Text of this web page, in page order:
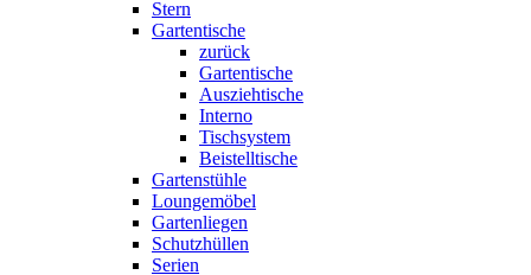
Stern
Gartentische
zurück
Gartentische
Ausziehtische
Interno
Tischsystem
Beistelltische
Gartenstühle
Loungemöbel
Gartenliegen
Schutzhüllen
Serien